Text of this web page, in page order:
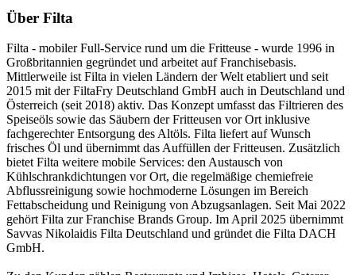
Über Filta
Filta - mobiler Full-Service rund um die Fritteuse - wurde 1996 in
Großbritannien gegründet und arbeitet auf Franchisebasis.
Mittlerweile ist Filta in vielen Ländern der Welt etabliert und seit
2015 mit der FiltaFry Deutschland GmbH auch in Deutschland und
Österreich (seit 2018) aktiv. Das Konzept umfasst das Filtrieren des
Speiseöls sowie das Säubern der Fritteusen vor Ort inklusive
fachgerechter Entsorgung des Altöls. Filta liefert auf Wunsch
frisches Öl und übernimmt das Auffüllen der Fritteusen. Zusätzlich
bietet Filta weitere mobile Services: den Austausch von
Kühlschrankdichtungen vor Ort, die regelmäßige chemiefreie
Abflussreinigung sowie hochmoderne Lösungen im Bereich
Fettabscheidung und Reinigung von Abzugsanlagen. Seit Mai 2022
gehört Filta zur Franchise Brands Group. Im April 2025 übernimmt
Savvas Nikolaidis Filta Deutschland und gründet die Filta DACH
GmbH.